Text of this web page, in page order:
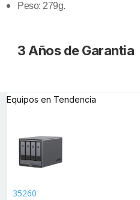
Peso: 279g.
3 Años de Garantia
Equipos en Tendencia
35260